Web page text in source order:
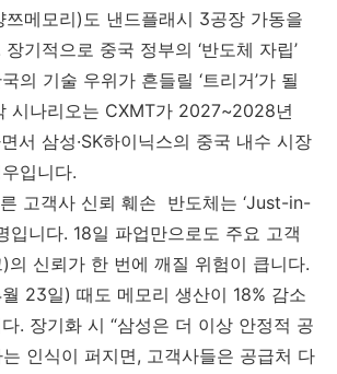
메모리)도 낸드플래시 3공장 가동을
기적으로 중국 정부의 ‘반도체 자립’
의 기술 우위가 흔들릴 ‘트리거’가 될
시나리오는 CXMT가 2027~2028년
서 삼성·SK하이닉스의 중국 내수 시장
입니다.
고객사 신뢰 훼손 반도체는 ‘Just-in-
입니다. 18일 파업만으로도 주요 고객
의 신뢰가 한 번에 깨질 위험이 큽니다.
23일) 때도 메모리 생산이 18% 감소
. 장기화 시 “삼성은 더 이상 안정적 공
인식이 퍼지면, 고객사들은 공급처 다